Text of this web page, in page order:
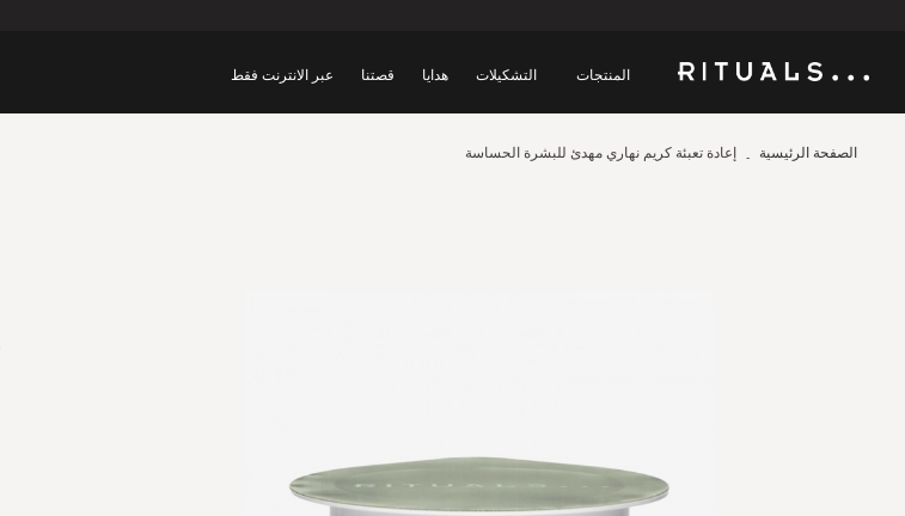
المنتجات التشكيلات هدايا قصتنا عبر الانترنت فقط
الصفحة الرئيسية إعادة تعبئة كريم نهاري مهدئ للبشرة الحساسة